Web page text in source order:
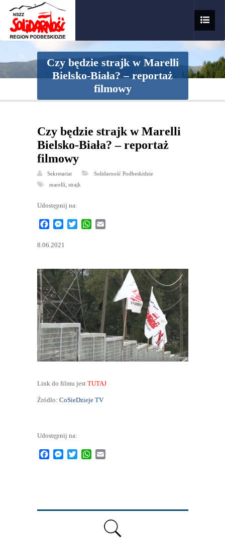
Czy będzie strajk w Marelli
Bielsko-Biała? – reportaż
filmowy
Czy będzie strajk w Marelli
Bielsko-Biała? – reportaż
filmowy
Sekretariat
Solidarność Podbeskidzie
marelli, strajk
Udostępnij na:
FacebookMessenger
TwitterWhatsApp
8.06.2021
Link do filmu jest TUTAJ
Źródło: CoSieDzieje TV
Udostępnij na:
FacebookMessenger
TwitterWhatsApp